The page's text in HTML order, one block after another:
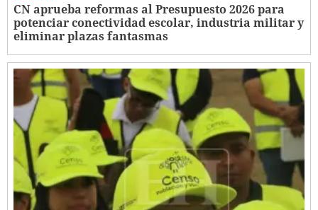
CN aprueba reformas al Presupuesto 2026 para
potenciar conectividad escolar, industria militar y
eliminar plazas fantasmas